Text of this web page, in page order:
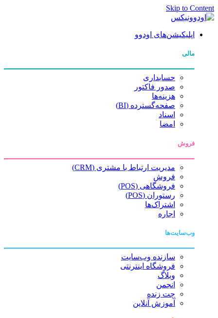
Skip to Content
اپلیکیشن‌های اودوو
مالی
حسابداری
صدور فاکتور
هزینه‌ها
صفحه‌گسترده (BI)
اسناد
امضا
فروش
مدیریت ارتباط با مشتری (CRM)
فروش
فروشگاهی (POS)
رستوران (POS)
اشتراک‌ها
اجاره
وب‌سایت‌ها
سازنده وب‌سایت
فروشگاه اینترنتی
وبلاگ
انجمن
چت زنده
آموزش آنلاین